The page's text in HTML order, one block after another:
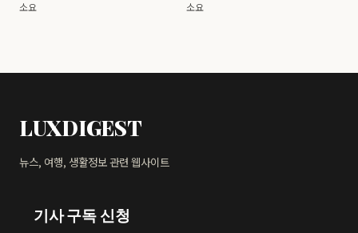
소요
소요
LUXDIGEST
뉴스, 여행, 생활정보 관련 웹사이트
기사 구독 신청